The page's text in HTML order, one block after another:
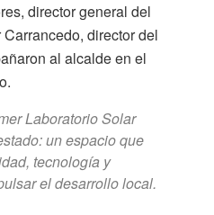
director general del
director del
al alcalde en el
Laboratorio Solar
un espacio que
tecnología y
el desarrollo local.